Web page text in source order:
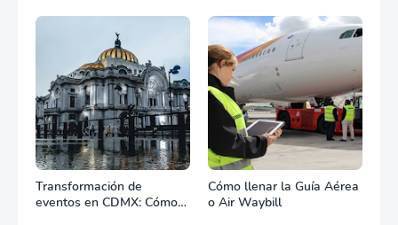
Transformación de
eventos en CDMX: Cómo
Cómo llenar la Guía Aérea
o Air Waybill